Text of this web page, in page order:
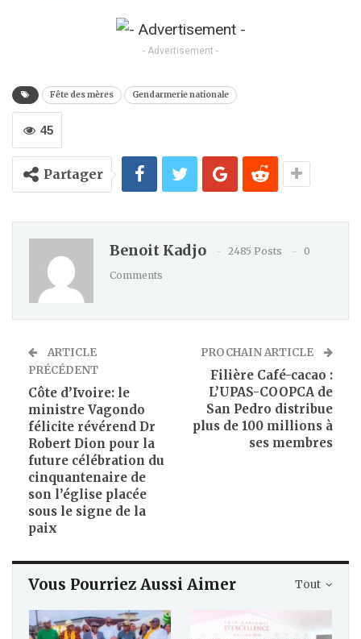
- Advertisement -
Fête des mères Gendarmerie nationale
45
Partager
Benoit Kadjo 2485 Posts
0
Comments
ARTICLE
PRÉCÉDENT
Côte d’Ivoire: le
ministre Vagondo
félicite révérend Dr
Robert Dion pour la
future célébration du
cinquantenaire de
son l’église placée
sous le signe de la
paix
PROCHAIN ARTICLE
Filière Café-cacao :
L’UPAS-COOPCA de
San Pedro distribue
plus de 100 millions à
ses membres
Tout
Vous Pourriez Aussi Aimer